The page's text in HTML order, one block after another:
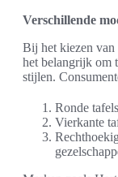
Verschillende
Bij het kiezen van
het belangrijk om
stijlen.
Ronde
Vierkante